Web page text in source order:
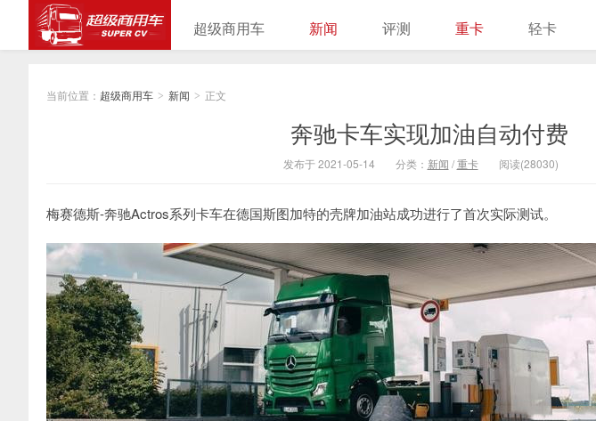
超级商用车 新闻 评测 重卡 轻卡
当前位置： 超级商用车 > 新闻 > 正文
奔驰卡车实现加油自动付费
发布于 2021-05-14 分类： 新闻 /重卡 阅读(28030)
梅赛德斯-奔驰Actros系列卡车在德国斯图加特的壳牌加油站成功进行了首次实际测试。